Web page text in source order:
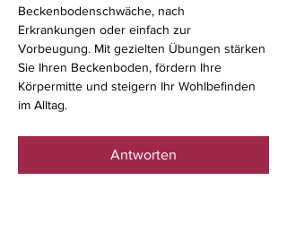
Beckenbodenschwäche, nach
Erkrankungen oder einfach zur
Vorbeugung. Mit gezielten Übungen stärken
Sie Ihren Beckenboden, fördern Ihre
Körpermitte und steigern Ihr Wohlbefinden
im Alltag.
Antworten